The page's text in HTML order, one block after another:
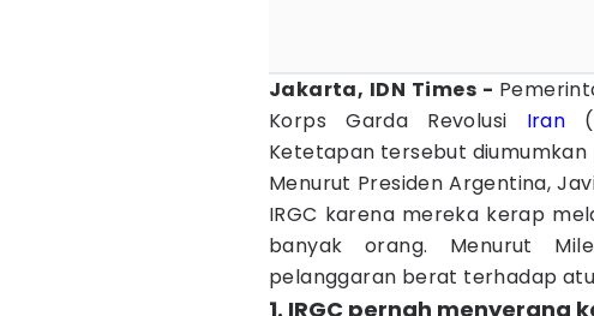
Jakarta, IDN Times -
Korps Garda Revolusi Iran (
Ketetapan tersebut diumumkan
Menurut Presiden Argentina,
IRGC karena mereka kerap
banyak orang. Menurut
pelanggaran berat terhadap
1. IRGC pernah menyerang